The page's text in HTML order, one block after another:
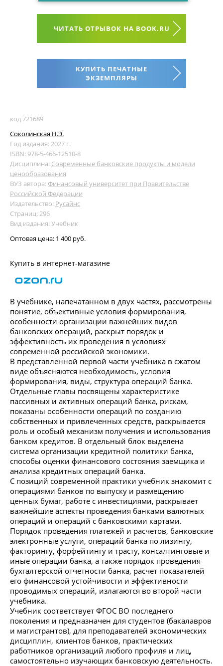
ЧИТАТЬ ОТРЫВОК НА BOOK.RU
КУПИТЬ ПЕЧАТНЫЕ
ЭКЗЕМПЛЯРЫ
код 721689
Соколинская Н.Э.
Год издания: 2027 г.
ISBN: 978-5-466-12510-8
Дисциплина: Современные банковские продукты и модели
ценообразования
ВУЗ автора: Финансовый университет при Правительстве
Российской Федерации
Издательство: Русайнс
Страниц: 296
Вид издания: Учебник
Оптовая цена: 1 400 руб.
Купить в интернет-магазине
В учебнике, напечатанном в двух частях, рассмотрены
понятие, объективные условия формирования,
особенности организации важнейших видов
банковских операций, раскрыт порядок и
эффективность их проведения в условиях
современной российской экономики.
В представленной первой части учебника в сжатом
виде объясняются необходимость, условия
формирования, виды, структура операций банка.
Отдельные главы посвящены характеристике
пассивных и активных операций банка, рискам,
показаны особенности операций по созданию
собственных и привлеченных средств, раскрывается
роль и особый механизм получения и использования
банком кредитов. В отдельный блок выделена
система организации кредитной политики банка,
способы оценки финансового состояния заемщика и
анализа кредитных операций банка.
С позиций современной практики учебник знакомит с
операциями банков по выпуску и размещению
ценных бумаг, работе с инвестициями, раскрывает
важнейшие аспекты проведения банками валютных
операций и операций с банковскими картами.
Порядок проведения платежей и расчетов, банковские
электронные услуги, операций банка по лизингу,
факторингу, форфейтингу и трасту, консалтинговые и
иные операции банка, а также порядок проведения
бухгалтерской отчетности банка, расчет показателей
его финансовой устойчивости и эффективности
проводимых операций, излагаются во второй части
учебника.
Учебник соответствует ФГОС ВО последнего
поколения и предназначен для студентов (бакалавров
и магистрантов), для преподавателей экономических
дисциплин, клиентов банков, практических
работников организаций любого профиля и лиц,
самостоятельно изучающих банковскую деятельность.